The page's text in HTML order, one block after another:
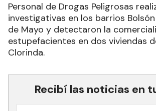
Personal de Drogas Peligrosas
investigativas en los barrios
de Mayo y detectaron la
estupefacientes en dos viviendas
Clorinda.
Recibí las noticias en